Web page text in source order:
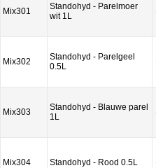
Mix301
Standohyd - Parelmoer
wit 1L
Mix302
Standohyd - Parelgeel
0.5L
Mix303
Standohyd - Blauwe parel
1L
Mix304 Standohyd - Rood 0.5L